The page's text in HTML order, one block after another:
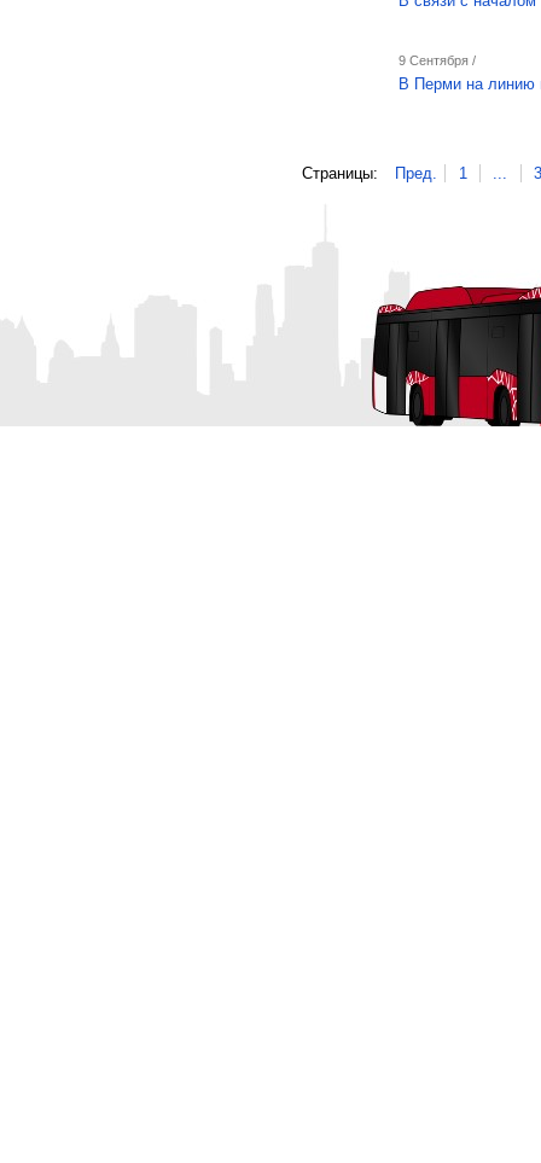
9 Сентября /
В Перми на линию
Страницы: Пред. 1